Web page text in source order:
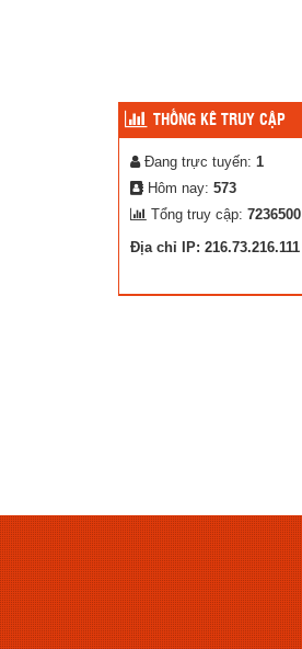
THỐNG KÊ TRUY CẬP
Đang trực tuyến: 1
Hôm nay: 573
Tổng truy cập: 7236500
Địa chỉ IP: 216.73.216.111